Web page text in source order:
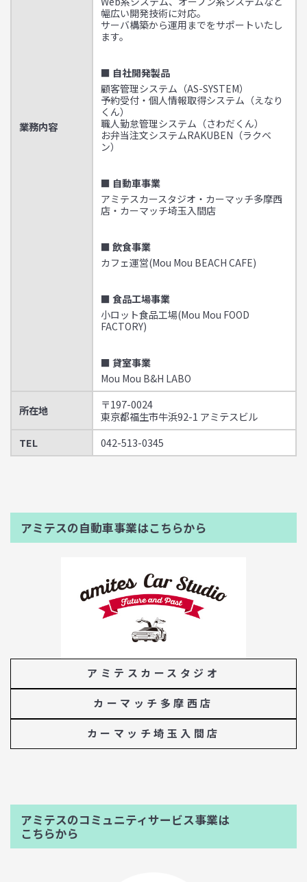
業務内容
幅広い開発技術に対応。
サーバ構築から運用までをサポートいたし
ます。
■ 自社開発製品
顧客管理システム（AS-SYSTEM）
予約受付・個人情報取得システム（えなり
くん）
職人勤怠管理システム（さわだくん）
お弁当注文システムRAKUBEN（ラクベ
ン）
■ 自動車事業
アミテスカースタジオ・カーマッチ多摩西
店・カーマッチ埼玉入間店
■ 飲食事業
カフェ運営(Mou Mou BEACH CAFE)
■ 食品工場事業
小ロット食品工場(Mou Mou FOOD
FACTORY)
■ 貸室事業
Mou Mou B&H LABO
所在地
〒197-0024
東京都福生市牛浜92-1 アミテスビル
TEL
042-513-0345
アミテスの自動車事業はこちらから
アミテスカースタジオ
カーマッチ多摩西店
カーマッチ埼玉入間店
アミテスのコミュニティサービス事業は
こちらから